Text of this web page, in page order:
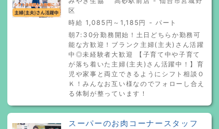
区
時給 1,085円～1,185円 - パート
朝7:30分勤務開始！土日どちらか勤務可
能な方歓迎！ブランク主婦(主夫)さん活躍
中◎未経験者大歓迎 【子育て中や子育て
が落ち着いた主婦(主夫)さん活躍中！】育
児や家事と両立できるようにシフト相談Ｏ
Ｋ！みんなお互い様なのでフォローし合え
る体制が整っています！
スーパーのお肉コーナースタッフ